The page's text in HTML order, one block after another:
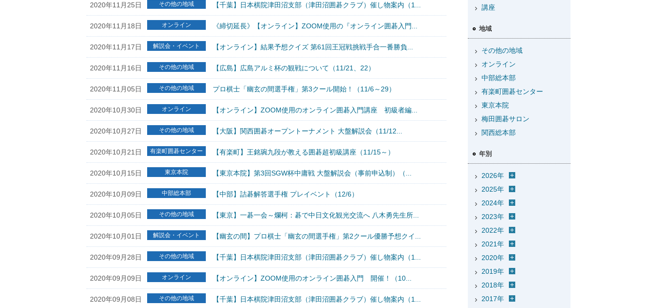
2020年11月25日 その他の地域 【千葉】日本棋院津田沼支部（津田沼囲碁クラブ）催し物案内（1...
2020年11月18日 オンライン 《締切延長》【オンライン】ZOOM使用の『オンライン囲碁入門...
2020年11月17日 解説会・イベント 【オンライン】結果予想クイズ 第61回王冠戦挑戦手合一番勝負...
2020年11月16日 その他の地域 【広島】広島アルミ杯の観戦について（11/21、22）
2020年11月05日 その他の地域 プロ棋士「幽玄の間選手権」第3クール開始！（11/6～29）
2020年10月30日 オンライン 【オンライン】ZOOM使用のオンライン囲碁入門講座 初級者編...
2020年10月27日 その他の地域 【大阪】関西囲碁オープントーナメント 大盤解説会（11/12...
2020年10月21日 有楽町囲碁センター 【有楽町】王銘琬九段が教える囲碁超初級講座（11/15～）
2020年10月15日 東京本院 【東京本院】第3回SGW杯中庸戦 大盤解説会（事前申込制）（...
2020年10月09日 中部総本部 【中部】詰碁解答選手権 プレイベント（12/6）
2020年10月05日 その他の地域 【東京】一碁一会～爛柯：碁で中日文化観光交流へ 八木勇先生所...
2020年10月01日 解説会・イベント 【幽玄の間】プロ棋士「幽玄の間選手権」第2クール優勝予想クイ...
2020年09月28日 その他の地域 【千葉】日本棋院津田沼支部（津田沼囲碁クラブ）催し物案内（1...
2020年09月09日 オンライン 【オンライン】ZOOM使用のオンライン囲碁入門 開催！（10...
2020年09月08日 その他の地域 【千葉】日本棋院津田沼支部（津田沼囲碁クラブ）催し物案内（1...
講座
地域
その他の地域
オンライン
中部総本部
有楽町囲碁センター
東京本院
梅田囲碁サロン
関西総本部
年別
2026年
2025年
2024年
2023年
2022年
2021年
2020年
2019年
2018年
2017年